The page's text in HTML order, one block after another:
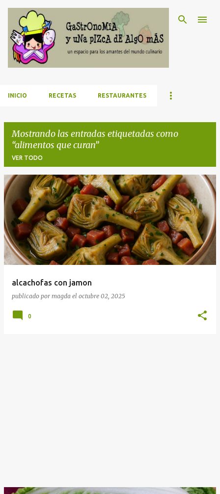
Ir al contenido principal
INICIO RECETAS RESTAURANTES
Mostrando las entradas etiquetadas como
alimentos que curan
VER TODO
E
n
t
r
a
d
alcachofas con jamon
publicado por magda el octubre 02, 2025
0